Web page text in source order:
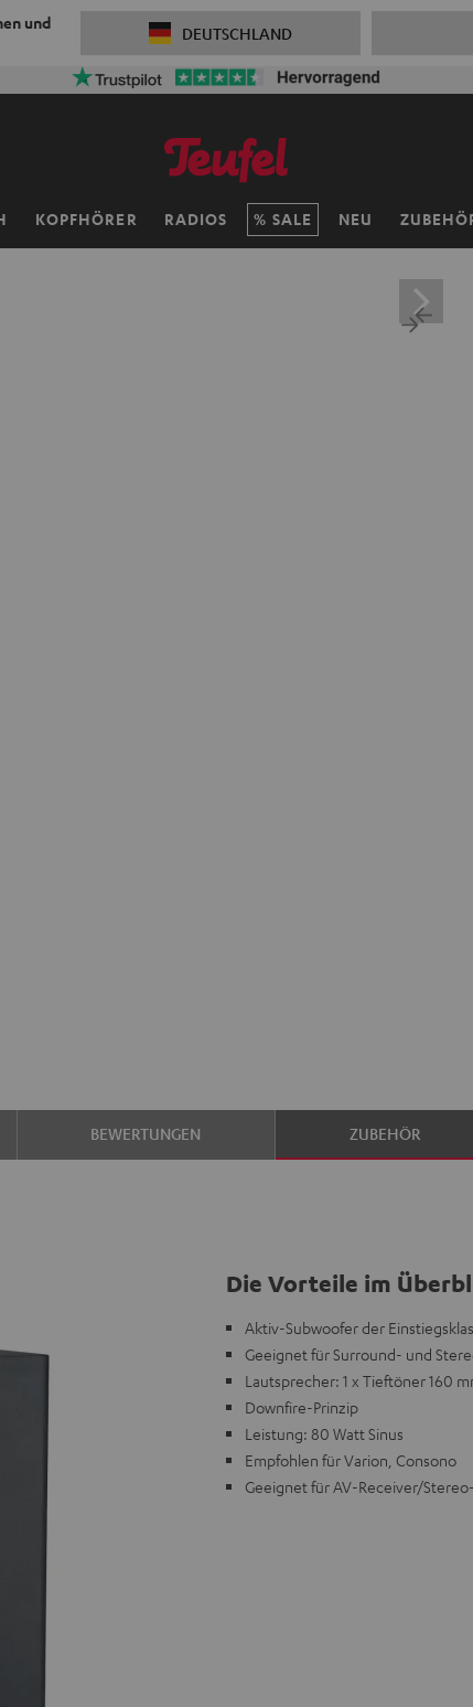
und
DEUTSCHLAND
KOPFHÖRER RADIOS SALE NEU
BEWERTUNGEN ZUBEHÖR
Die Vorteile im
Aktiv-Subwoofer der
Geeignet für Surround- und
Lautsprecher: 1 x Tieftöner 160
Downfire-Prinzip
Leistung: 80 Watt Sinus
Empfohlen für Varion, Consono
Geeignet für AV-Receiver/